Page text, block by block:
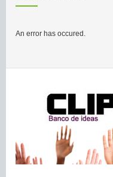
An error has occured.